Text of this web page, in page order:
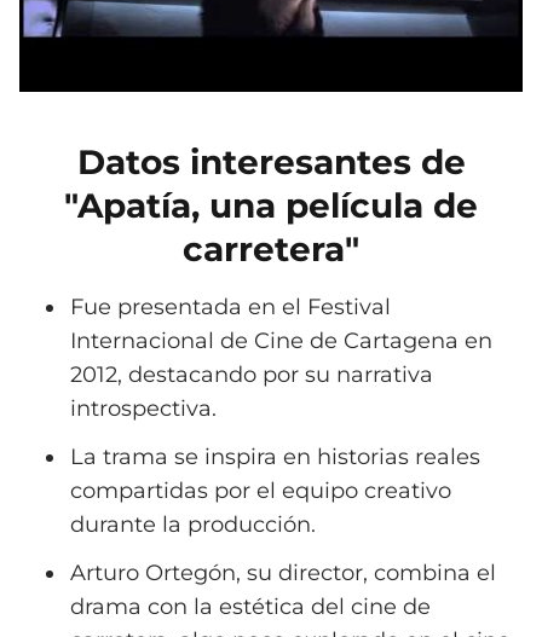
Datos interesantes de
"Apatía, una película de
carretera"
Fue presentada en el Festival
Internacional de Cine de Cartagena en
2012, destacando por su narrativa
introspectiva.
La trama se inspira en historias reales
compartidas por el equipo creativo
durante la producción.
Arturo Ortegón, su director, combina el
drama con la estética del cine de